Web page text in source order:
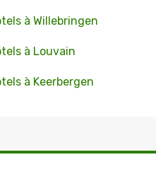
à Willebringen
à Louvain
à Keerbergen